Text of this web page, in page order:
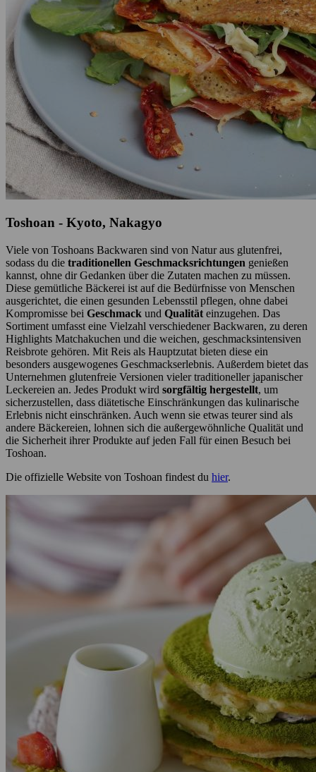
Toshoan - Kyoto, Nakagyo
Viele von Toshoans Backwaren sind von Natur aus glutenfrei,
sodass du die traditionellen Geschmacksrichtungen genießen
kannst, ohne dir Gedanken über die Zutaten machen zu müssen.
Diese gemütliche Bäckerei ist auf die Bedürfnisse von Menschen
ausgerichtet, die einen gesunden Lebensstil pflegen, ohne dabei
Kompromisse bei Geschmack und Qualität einzugehen. Das
Sortiment umfasst eine Vielzahl verschiedener Backwaren, zu deren
Highlights Matchakuchen und die weichen, geschmacksintensiven
Reisbrote gehören. Mit Reis als Hauptzutat bieten diese ein
besonders ausgewogenes Geschmackserlebnis. Außerdem bietet das
Unternehmen glutenfreie Versionen vieler traditioneller japanischer
Leckereien an. Jedes Produkt wird sorgfältig hergestellt, um
sicherzustellen, dass diätetische Einschränkungen das kulinarische
Erlebnis nicht einschränken. Auch wenn sie etwas teurer sind als
andere Bäckereien, lohnen sich die außergewöhnliche Qualität und
die Sicherheit ihrer Produkte auf jeden Fall für einen Besuch bei
Toshoan.
Die offizielle Website von Toshoan findest du hier.